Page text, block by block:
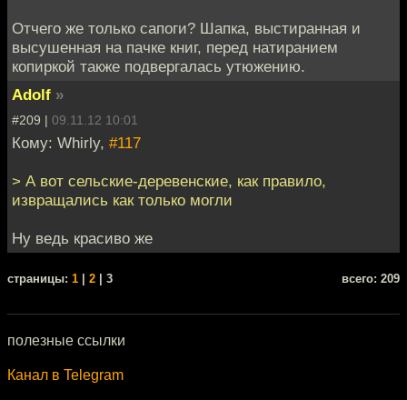
Отчего же только сапоги? Шапка, выстиранная и
высушенная на пачке книг, перед натиранием
копиркой также подвергалась утюжению.
Adolf »
#209 | 09.11.12 10:01
Кому: Whirly, #117
> А вот сельские-деревенские, как правило,
извращались как только могли
Ну ведь красиво же
cтраницы: 1 2 | 3 всего: 209
полезные ссылки
Канал в Telegram